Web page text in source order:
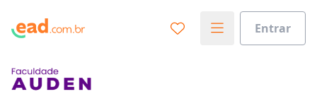
Entrar
Vamos te guiar no caminho ideal para seus estudos